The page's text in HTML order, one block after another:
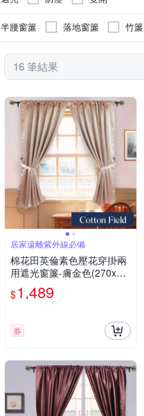
半腰窗簾 落地窗簾 竹簾
16 筆結果
居家遠離紫外線必備
棉花田英倫素色壓花穿掛兩
用遮光窗簾-膚金色(270x16
5cm)
$1,489
券